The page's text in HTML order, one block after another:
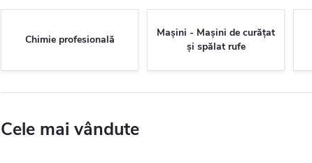
Chimie profesională
Mașini - Mașini de curățat
și spălat rufe
Cele mai vândute